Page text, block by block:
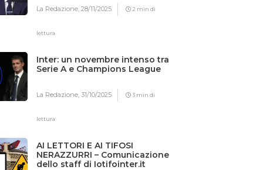
La Redazione,28/11/2025 2 min di
lettura
Inter: un novembre intenso tra
Serie A e Champions League
La Redazione,31/10/2025 3 min di
lettura
AI LETTORI E AI TIFOSI
NERAZZURRI – Comunicazione
dello staff di Iotifointer.it